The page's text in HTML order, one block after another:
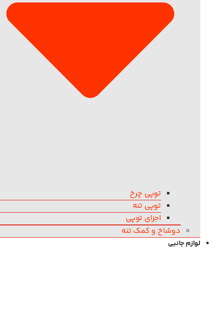
توپی چرخ
توپی تنه
اجزای توپی
دوشاخ و کمک تنه
لوازم جانبی